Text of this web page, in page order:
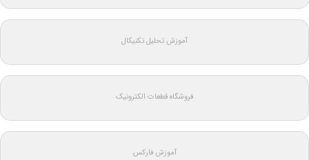
آموزش تحلیل تکنیکال
فروشگاه قطعات الکترونیک
آموزش فارکس